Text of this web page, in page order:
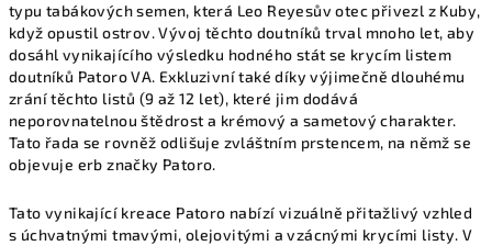
typu tabákových semen, která Leo Reyesův otec přivezl z Kuby,
když opustil ostrov. Vývoj těchto doutníků trval mnoho let, aby
dosáhl vynikajícího výsledku hodného stát se krycím listem
doutníků Patoro VA. Exkluzivní také díky výjimečně dlouhému
zrání těchto listů (9 až 12 let), které jim dodává
neporovnatelnou štědrost a krémový a sametový charakter.
Tato řada se rovněž odlišuje zvláštním prstencem, na němž se
objevuje erb značky Patoro.
Tato vynikající kreace Patoro nabízí vizuálně přitažlivý vzhled
s úchvatnými tmavými, olejovitými a vzácnými krycími listy. V